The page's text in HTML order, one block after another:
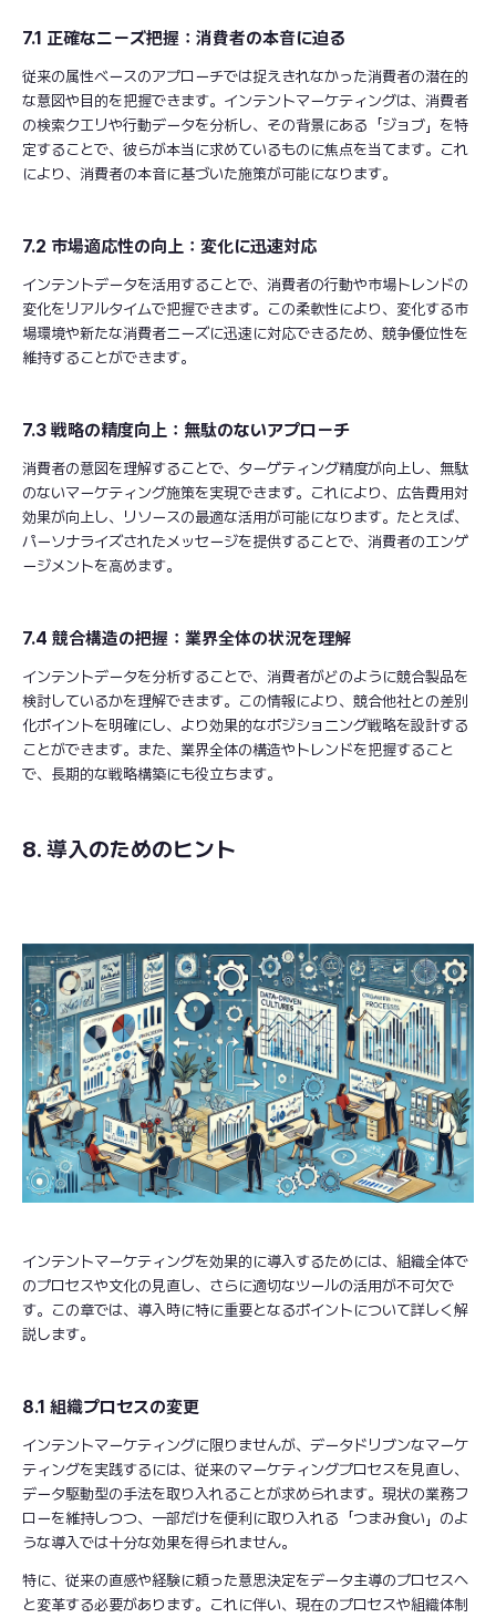
7.1 正確なニーズ把握：消費者の本音に迫る
従来の属性ベースのアプローチでは捉えきれなかった消費者の潜在的
な意図や目的を把握できます。インテントマーケティングは、消費者
の検索クエリや行動データを分析し、その背景にある「ジョブ」を特
定することで、彼らが本当に求めているものに焦点を当てます。これ
により、消費者の本音に基づいた施策が可能になります。
7.2 市場適応性の向上：変化に迅速対応
インテントデータを活用することで、消費者の行動や市場トレンドの
変化をリアルタイムで把握できます。この柔軟性により、変化する市
場環境や新たな消費者ニーズに迅速に対応できるため、競争優位性を
維持することができます。
7.3 戦略の精度向上：無駄のないアプローチ
消費者の意図を理解することで、ターゲティング精度が向上し、無駄
のないマーケティング施策を実現できます。これにより、広告費用対
効果が向上し、リソースの最適な活用が可能になります。たとえば、
パーソナライズされたメッセージを提供することで、消費者のエンゲ
ージメントを高めます。
7.4 競合構造の把握：業界全体の状況を理解
インテントデータを分析することで、消費者がどのように競合製品を
検討しているかを理解できます。この情報により、競合他社との差別
化ポイントを明確にし、より効果的なポジショニング戦略を設計する
ことができます。また、業界全体の構造やトレンドを把握すること
で、長期的な戦略構築にも役立ちます。
8. 導入のためのヒント
インテントマーケティングを効果的に導入するためには、組織全体で
のプロセスや文化の見直し、さらに適切なツールの活用が不可欠で
す。この章では、導入時に特に重要となるポイントについて詳しく解
説します。
8.1 組織プロセスの変更
インテントマーケティングに限りませんが、データドリブンなマーケ
ティングを実践するには、従来のマーケティングプロセスを見直し、
データ駆動型の手法を取り入れることが求められます。現状の業務フ
ローを維持しつつ、一部だけを便利に取り入れる「つまみ食い」のよ
うな導入では十分な効果を得られません。
特に、従来の直感や経験に頼った意思決定をデータ主導のプロセスへ
と変革する必要があります。これに伴い、現在のプロセスや組織体制